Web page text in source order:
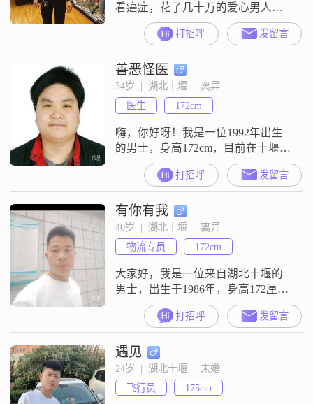
看癌症，花了几十万的爱心男人，
现在独自带一个八岁男孩，找一个
志同道合，能在一起过日子的女人
做老婆，不要求你有多漂亮，只需
要你有一个过日子的平常心，互相
关心，互相支持，有爱心，双方能
够互相接纳对方
打招呼 发留言
善恶怪医
34岁  |  湖北十堰  |  离异
医生
172cm
嗨，你好呀！我是一位1992年出生
的男士，身高172cm，目前在十堰工
作##3002##我的学历是大专，月收
入在5001到8000元之间##3002##我
性格方面比较耐心包容，随和易相
处，与人交往时注重相互尊重
##3002##平时我对科技数码产品比
较感兴趣，算是科技数码控吧
##3002##我觉得两个人相处最重要
的是相互
打招呼 发留言
有你有我
40岁  |  湖北十堰  |  离异
物流专员
172cm
大家好，我是一位来自湖北十堰的
男士，出生于1986年，身高172厘米
##3002##目前，我的月收入在5001
到8000元之间，工作稳定，生活还
算不错##3002##说到我的性格，我
觉得自己挺幽默风趣的，能让人在
轻松愉快的氛围中相处##3002##同
时，我也是一个稳重可靠的人，做
事有分寸，不会轻易冲动##3002##
打招呼 发留言
遇见
24岁  |  湖北十堰  |  未婚
飞行员
175cm